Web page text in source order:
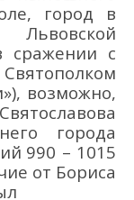
ле, город в
Львовской
сражении с
), возможно,
а
города
990 – 1015
е от Бориса